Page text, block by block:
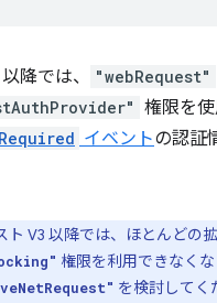
降では、 "webRequest"
権限を
イベントの認証
ト V3 以降では、ほとんどの
権限を利用できなく
を検討してく